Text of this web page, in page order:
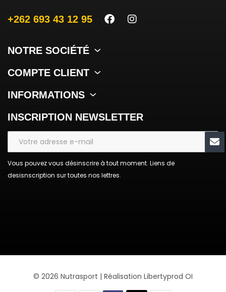
+262 693 43 12 95
NOTRE SOCIÉTÉ
COMPTE CLIENT
INFORMATIONS
INSCRIPTION NEWSLETTER
Vous pouvez vous désinscrire à tout moment. Liens de
desisnscription sur toutes nos lettres.
© 2026 Nutrasport | Réalisation Libertyprod OI